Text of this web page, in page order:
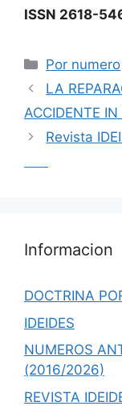
ISSN 2618-
Categorías
Por numero
LA
ACCIDENTE IN
Revista
Informacion
DOCTRINA
IDEIDES
NUMEROS
(2016/2026)
REVISTA